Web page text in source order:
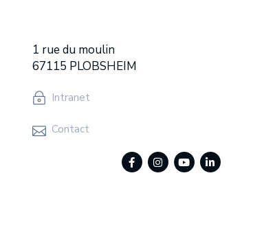
1 rue du moulin
67115 PLOBSHEIM
Intranet
Contact